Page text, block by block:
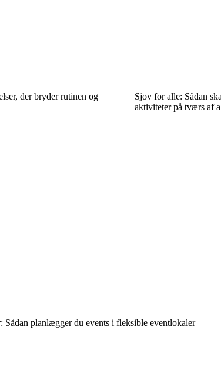
der bryder rutinen og
Sjov for alle: Sådan
aktiviteter på tværs af
Sådan planlægger du events i fleksible eventlokaler